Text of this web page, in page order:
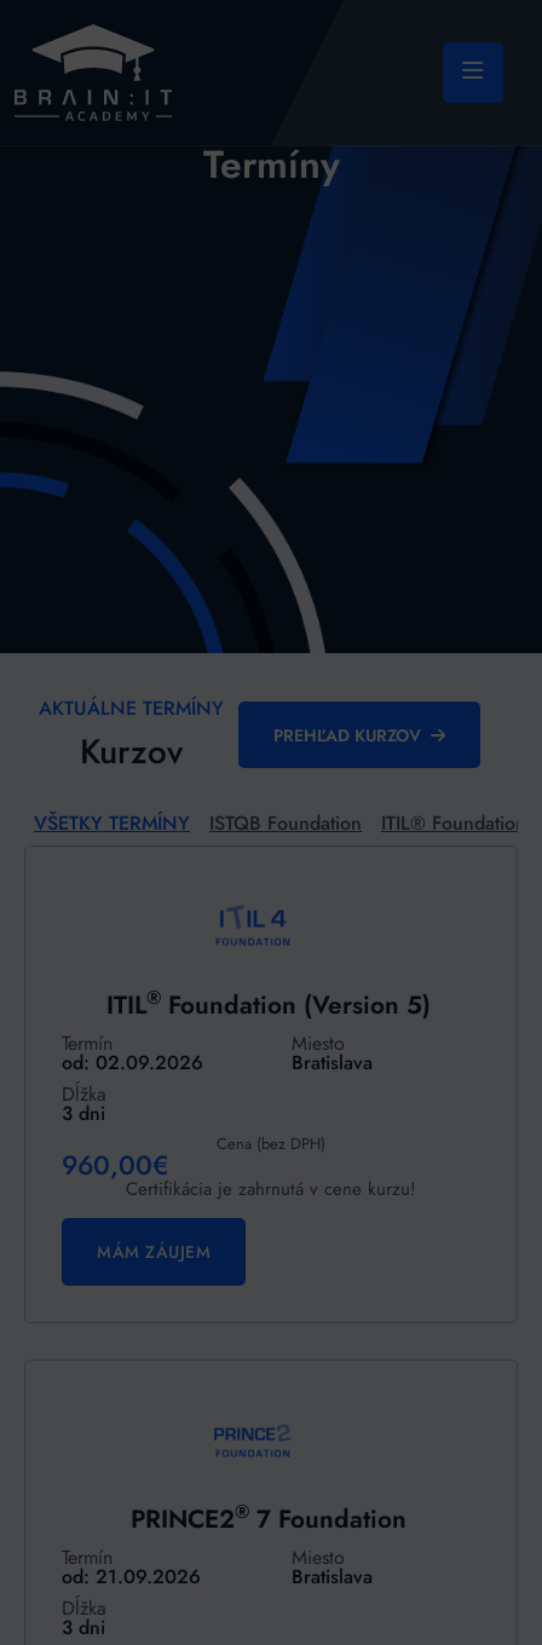
Termíny
AKTUÁLNE TERMÍNY
Kurzov PREHĽAD KURZOV
ISTQB Foundation ITIL® Foundation
VŠETKY TERMÍNY
ITIL®Foundation (Version 5)
Termín
od: 02.09.2026
Miesto
Bratislava
Dĺžka
3 dni
Cena (bez DPH)
960,00€
Certifikácia je zahrnutá v cene kurzu!
MÁM ZÁUJEM
PRINCE2®7 Foundation
Termín
od: 21.09.2026
Miesto
Bratislava
Dĺžka
3 dni